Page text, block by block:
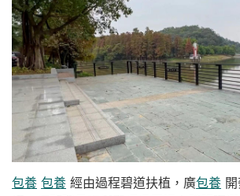
包養 包養 經由過程碧道扶植，廣包養